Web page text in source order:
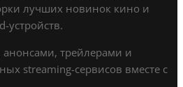
лучших новинок кино и
устройств.
трейлерами и
streaming-сервисов вместе с